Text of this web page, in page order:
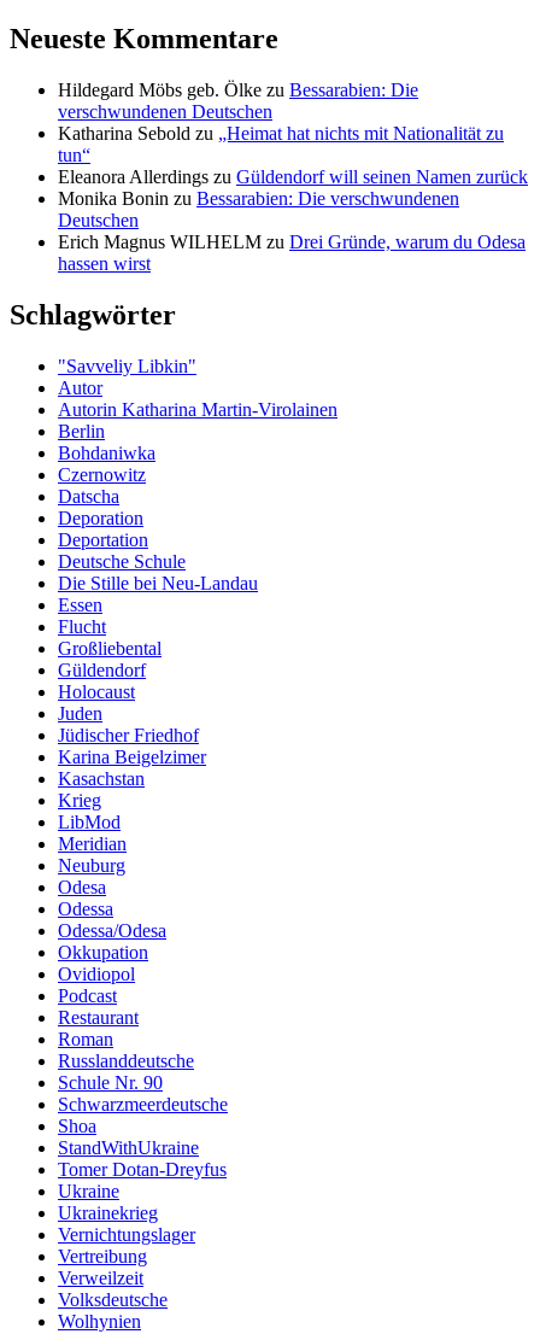
Neueste Kommentare
Hildegard Möbs geb. Ölke zu Bessarabien: Die
verschwundenen Deutschen
Katharina Sebold zu „Heimat hat nichts mit Nationalität zu
tun“
Eleanora Allerdings zu Güldendorf will seinen Namen zurück
Monika Bonin zu Bessarabien: Die verschwundenen
Deutschen
Erich Magnus WILHELM zu Drei Gründe, warum du Odesa
hassen wirst
Schlagwörter
"Savveliy Libkin"
Autor
Autorin Katharina Martin-Virolainen
Berlin
Boh­da­niwka
Czernowitz
Datscha
Deporation
Deportation
Deutsche Schule
Die Stille bei Neu-Landau
Essen
Flucht
Großliebental
Güldendorf
Holocaust
Juden
Jüdischer Friedhof
Karina Beigelzimer
Kasachstan
Krieg
LibMod
Meridian
Neuburg
Odesa
Odessa
Odessa/Odesa
Okkupation
Ovidiopol
Podcast
Restaurant
Roman
Russlanddeutsche
Schule Nr. 90
Schwarzmeerdeutsche
Shoa
StandWithUkraine
Tomer Dotan-Dreyfus
Ukraine
Ukrainekrieg
Vernichtungslager
Vertreibung
Verweilzeit
Volksdeutsche
Wolhynien